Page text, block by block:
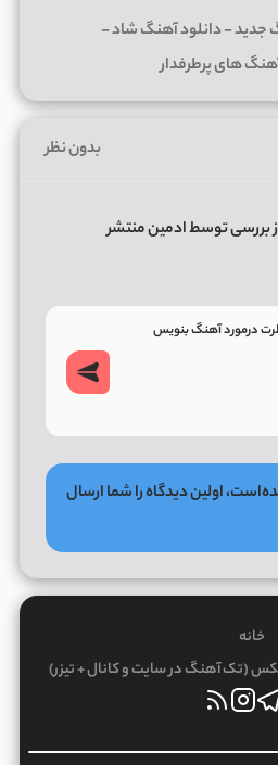
جدید-دانلود آهنگ شاد-
های پرطرفدار
بدون نظر
بررسی توسط ادمین منتشر
اولین دیدگاه را شما ارسال
خانه
(تک آهنگ در سایت و کانال + تیزر)